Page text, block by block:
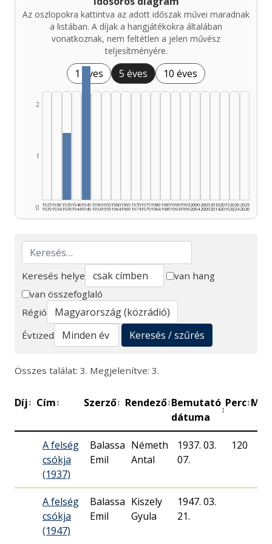
Az oszlopokra kattintva az adott időszak művei maradnak
a listában. A díjak a hangjátékokra általában
vonatkoznak, nem feltétlen a jelen művész
teljesítményére.
1 éves 5 éves 10 éves
0
1
2
1925
1929
1930
1934
1935
1939
1940
1944
1945
1949
1950
1954
1955
1959
1960
1964
1965
1969
1970
1974
1975
1979
1980
1984
1985
1989
1990
1994
1995
1999
2000
2004
2005
2009
2010
2014
2015
2019
2020
2024
2025
2026
Keresés
Keresés helye
van hang
van összefoglaló
Régió
Évtized
Keresés / szűrés
Összes találat: 3. Megjelenítve: 3.
Díj↕ Cím↕ Szerző↕ Rendező↕Bemutató
dátuma
↕
Perc↕
A felség
csókja
(1937)
Balassa
Emil
Németh
Antal
1937. 03.
07.
120
A felség
csókja
(1947)
Balassa
Emil
Kiszely
Gyula
1947. 03.
21.